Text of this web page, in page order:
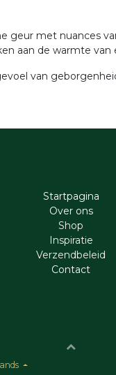
geur met nuances
aan de warmte van
van
Startpagina
Ove​r​ ons
Shop
Inspiratie
Verzendbeleid
Cont​act